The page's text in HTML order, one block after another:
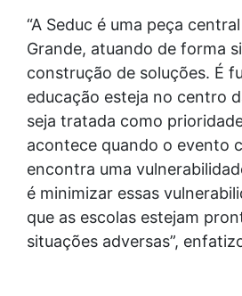
“A Seduc é uma peça
Grande, atuando de forma
construção de soluções. É
educação esteja no centro
seja tratada como
acontece quando o evento
encontra uma
é minimizar essas
que as escolas estejam
situações adversas”,